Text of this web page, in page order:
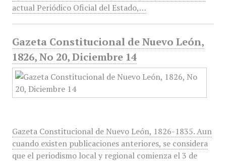
actual Periódico Oficial del Estado,…
Gazeta Constitucional de Nuevo León,
1826, No 20, Diciembre 14
Gazeta Constitucional de Nuevo León, 1826-1835. Aun
cuando existen publicaciones anteriores, se considera
que el periodismo local y regional comienza el 3 de